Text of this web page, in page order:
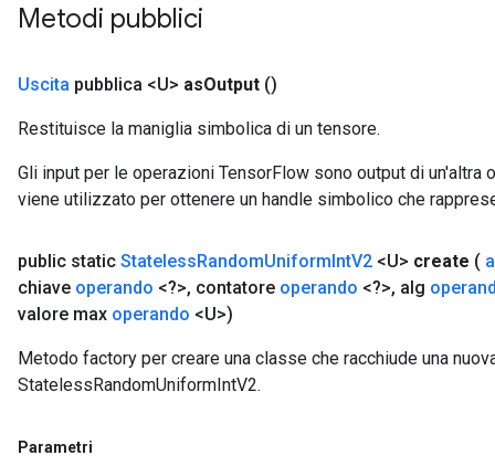
Metodi pubblici
Uscita pubblica <U> asOutput ()
Restituisce la maniglia simbolica di un tensore.
Gli input per le operazioni TensorFlow sono output di un'altra
viene utilizzato per ottenere un handle simbolico che
public static StatelessRandomUniformIntV2 <U> create (
chiave operando <?>, contatore operando <?>, alg
valore max operando <U>)
Metodo factory per creare una classe che racchiude una
StatelessRandomUniformIntV2.
Parametri